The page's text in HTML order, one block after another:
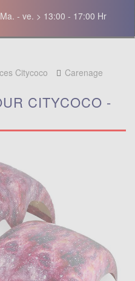
- ve. > 13:00 - 17:00 Hr
Citycoco Carenage
CITYCOCO -